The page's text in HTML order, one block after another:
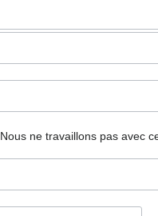
Nous ne travaillons pas avec